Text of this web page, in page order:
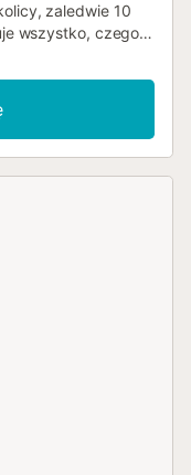
zaledwie 10
wszystko, czego
łóżkiem, a
w pełni
kuchnię oraz
widokiem. Na